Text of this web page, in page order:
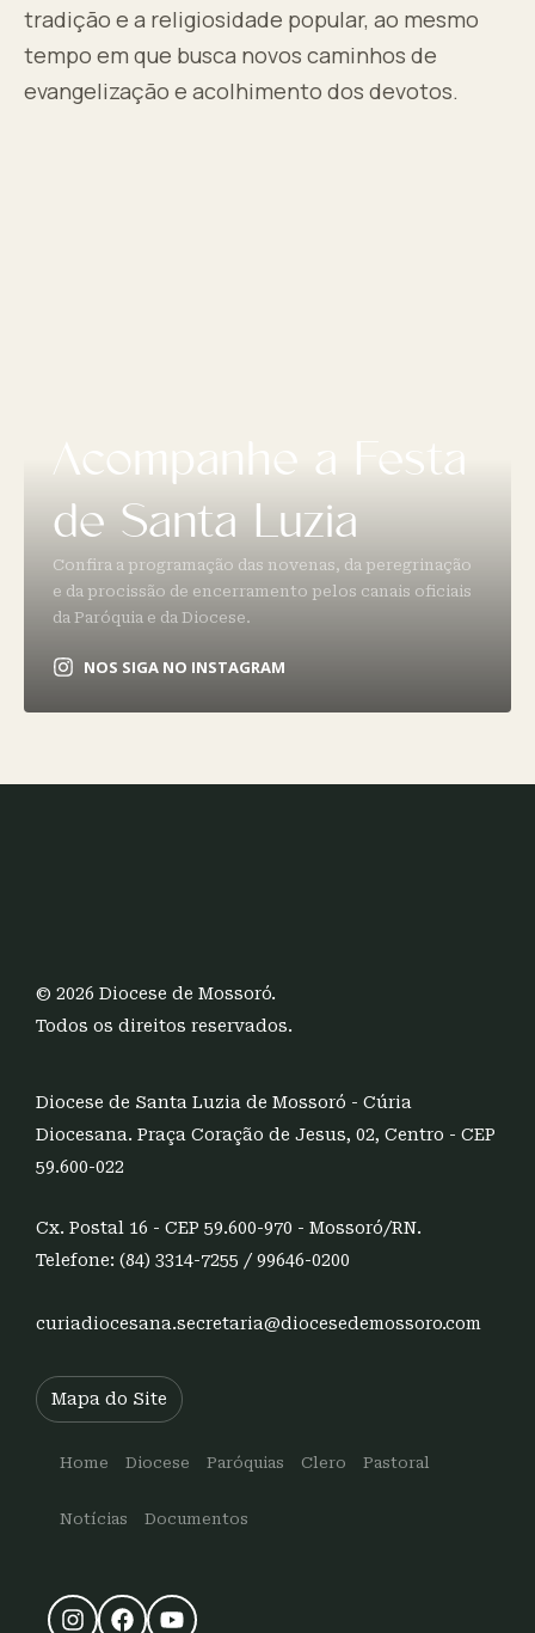
tradição e a religiosidade popular, ao mesmo
tempo em que busca novos caminhos de
evangelização e acolhimento dos devotos.
Acompanhe a Festa
de Santa Luzia
Confira a programação das novenas, da peregrinação
e da procissão de encerramento pelos canais oficiais
da Paróquia e da Diocese.
NOS SIGA NO INSTAGRAM
© 2026 Diocese de Mossoró.
Todos os direitos reservados.
Diocese de Santa Luzia de Mossoró - Cúria
Diocesana. Praça Coração de Jesus, 02, Centro - CEP
59.600-022
Cx. Postal 16 - CEP 59.600-970 - Mossoró/RN.
Telefone: (84) 3314-7255 / 99646-0200
curiadiocesana.secretaria@diocesedemossoro.com
Mapa do Site
Home Diocese Paróquias Clero Pastoral
Notícias Documentos